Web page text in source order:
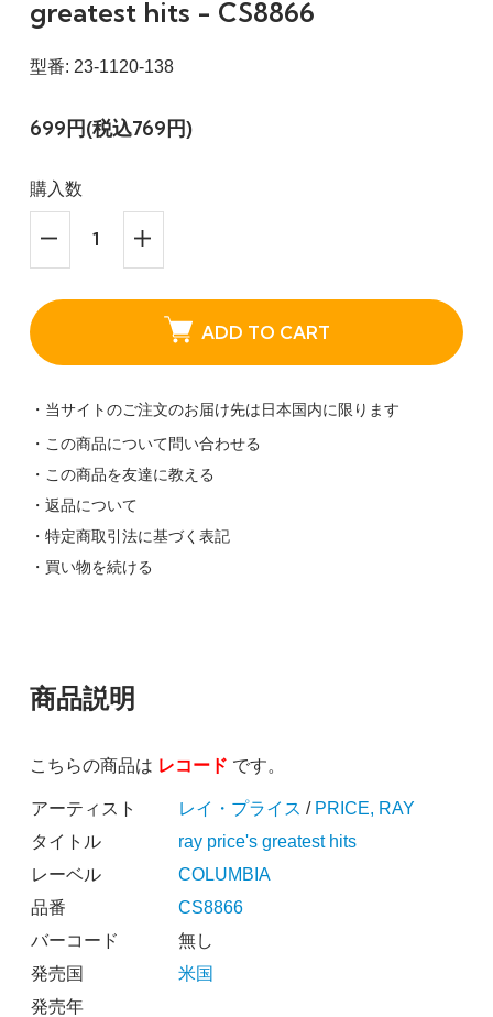
greatest hits - CS8866
型番: 23-1120-138
699円(税込769円)
購入数
ADD TO CART
・当サイトのご注文のお届け先は日本国内に限ります
・この商品について問い合わせる
・この商品を友達に教える
・返品について
・特定商取引法に基づく表記
・買い物を続ける
商品説明
こちらの商品は レコード です。
アーティスト レイ・プライス / PRICE, RAY
タイトル
ray price's greatest hits
レーベル
COLUMBIA
品番
CS8866
バーコード
無し
発売国
米国
発売年